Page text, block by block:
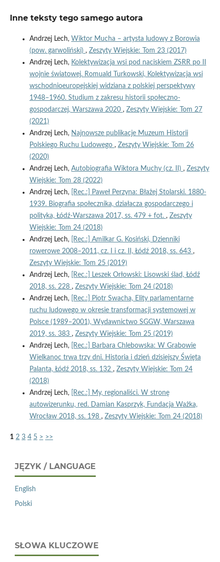
Inne teksty tego samego autora
Andrzej Lech, Wiktor Mucha – artysta ludowy z Borowia
(pow. garwoliński) , Zeszyty Wiejskie: Tom 23 (2017)
Andrzej Lech, Kolektywizacja wsi pod naciskiem ZSRR po II
wojnie światowej. Romuald Turkowski, Kolektywizacja wsi
wschodnioeuropejskiej widziana z polskiej perspektywy
1948–1960. Studium z zakresu historii społeczno-
gospodarczej, Warszawa 2020 , Zeszyty Wiejskie: Tom 27
(2021)
Andrzej Lech, Najnowsze publikacje Muzeum Historii
Polskiego Ruchu Ludowego , Zeszyty Wiejskie: Tom 26
(2020)
Andrzej Lech, Autobiografia Wiktora Muchy (cz. II) , Zeszyty
Wiejskie: Tom 28 (2022)
Andrzej Lech,
[Rec.:] Paweł Perzyna: Błażej Stolarski. 1880-
1939. Biografia społecznika, działacza gospodarczego i
polityka, Łódź-Warszawa 2017, ss. 479 + fot. , Zeszyty
Wiejskie: Tom 24 (2018)
Andrzej Lech,
[Rec.:] Amilkar G. Kosiński, Dzienniki
rowerowe 2008–2011, cz. I i cz. II, Łódź 2018, ss. 643 ,
Zeszyty Wiejskie: Tom 25 (2019)
Andrzej Lech,
[Rec.:] Leszek Orłowski: Lisowski ślad, Łódź
2018, ss. 228 , Zeszyty Wiejskie: Tom 24 (2018)
Andrzej Lech,
[Rec.:] Piotr Swacha, Elity parlamentarne
ruchu ludowego w okresie transformacji systemowej w
Polsce (1989–2001), Wydawnictwo SGGW, Warszawa
2019, ss. 383 , Zeszyty Wiejskie: Tom 25 (2019)
Andrzej Lech,
[Rec.:] Barbara Chlebowska: W Grabowie
Wielkanoc trwa trzy dni. Historia i dzień dzisiejszy Święta
Palanta, Łódź 2018, ss. 132 , Zeszyty Wiejskie: Tom 24
(2018)
Andrzej Lech,
[Rec.:] My, regionaliści. W stronę
autowizerunku, red. Damian Kasprzyk, Fundacja Ważka,
Wrocław 2018, ss. 198 , Zeszyty Wiejskie: Tom 24 (2018)
1 2 3 4 5 > >>
JĘZYK / LANGUAGE
English
Polski
SŁOWA KLUCZOWE